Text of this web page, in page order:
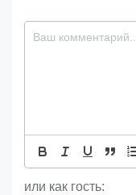
или как гость: